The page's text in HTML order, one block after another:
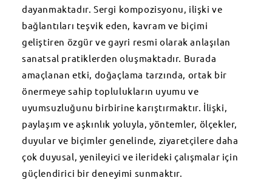
dayanmaktadır. Sergi kompozisyonu, ilişki ve
bağlantıları teşvik eden, kavram ve biçimi
geliştiren özgür ve gayri resmi olarak anlaşılan
sanatsal pratiklerden oluşmaktadır. Burada
amaçlanan etki, doğaçlama tarzında, ortak bir
önermeye sahip toplulukların uyumu ve
uyumsuzluğunu birbirine karıştırmaktır. İlişki,
paylaşım ve aşkınlık yoluyla, yöntemler, ölçekler,
duyular ve biçimler genelinde, ziyaretçilere daha
çok duyusal, yenileyici ve ilerideki çalışmalar için
güçlendirici bir deneyimi sunmaktır.